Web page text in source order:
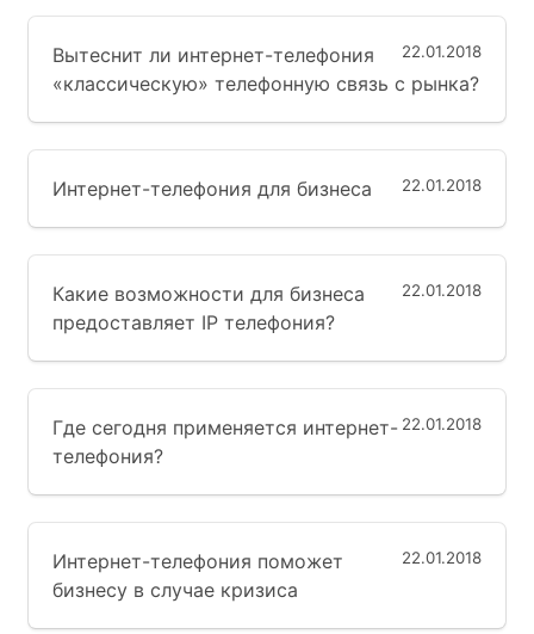
22.01.2018
Вытеснит ли интернет-телефония
«классическую» телефонную связь с рынка?
22.01.2018
Интернет-телефония для бизнеса
22.01.2018
Какие возможности для бизнеса
предоставляет IP телефония?
22.01.2018
Где сегодня применяется интернет-
телефония?
22.01.2018
Интернет-телефония поможет
бизнесу в случае кризиса